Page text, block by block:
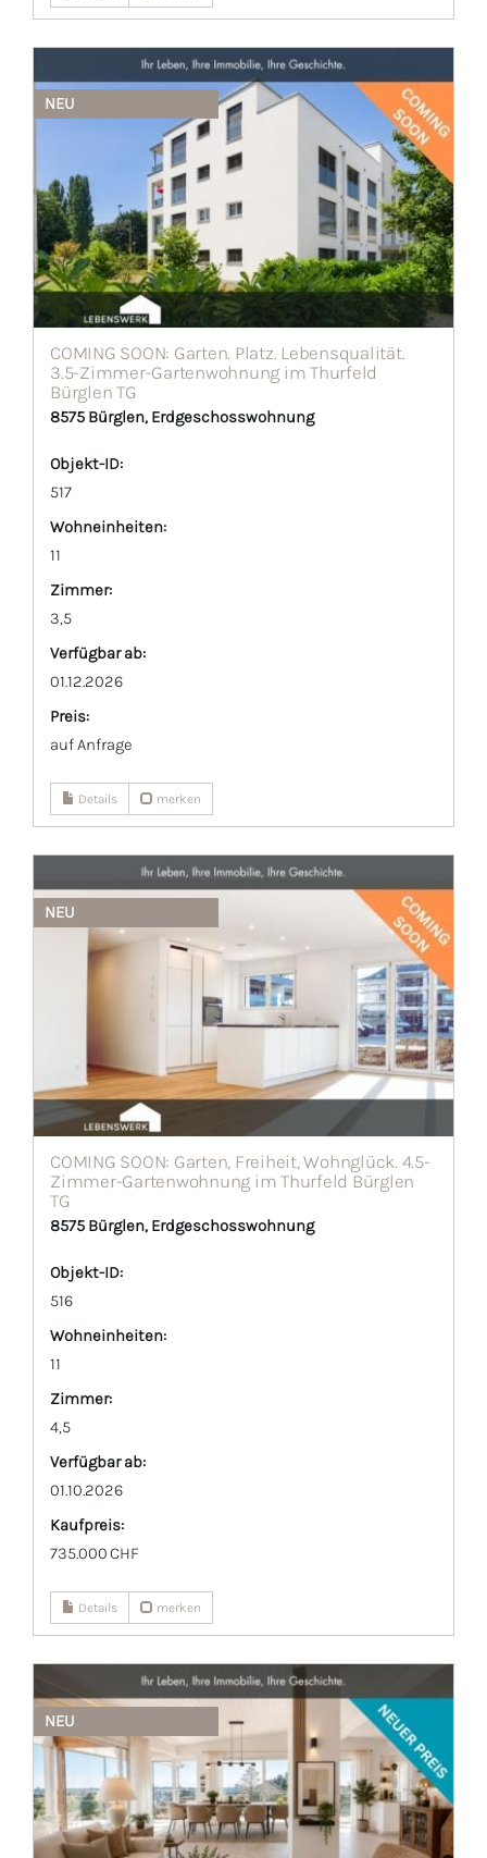
NEU
COMING SOON: Garten. Platz. Lebensqualität.
3.5-Zimmer-Gartenwohnung im Thurfeld
Bürglen TG
8575 Bürglen, Erdgeschosswohnung
Objekt-ID:
517
Wohneinheiten:
11
Zimmer:
3,5
Verfügbar ab:
01.12.2026
Preis:
auf Anfrage
Details merken
NEU
COMING SOON: Garten, Freiheit, Wohnglück. 4.5-
Zimmer-Gartenwohnung im Thurfeld Bürglen
TG
8575 Bürglen, Erdgeschosswohnung
Objekt-ID:
516
Wohneinheiten:
11
Zimmer:
4,5
Verfügbar ab:
01.10.2026
Kaufpreis:
735.000 CHF
Details merken
NEU